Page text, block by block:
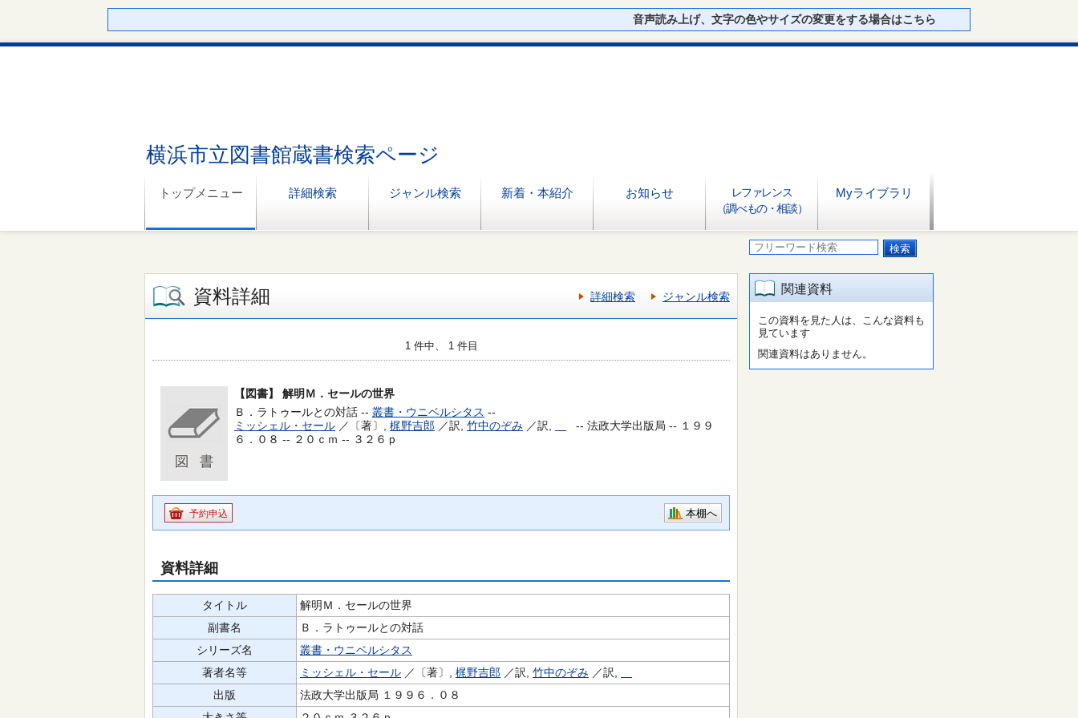
音声読み上げ、文字の色やサイズの変更をする場合はこちら
横浜市立図書館蔵書検索ページ
トップメニュー 詳細検索 ジャンル検索 新着・本紹介 お知らせ
レファレンス
（調べもの・相談）
Myライブラリ
資料詳細 詳細検索 ジャンル検索
1 件中、 1 件目
【図書】
解明Ｍ．セールの世界
Ｂ．ラトゥールとの対話 -- 叢書・ウニベルシタス --
ミッシェル・セール ／〔著〕, 梶野吉郎 ／訳, 竹中のぞみ ／訳, -- 法政大学出版局 -- １９９
６．０８ -- ２０ｃｍ -- ３２６ｐ
予約申込 本棚へ
資料詳細
タイトル
解明Ｍ．セールの世界
副書名
Ｂ．ラトゥールとの対話
シリーズ名
叢書・ウニベルシタス
著者名等
ミッシェル・セール ／〔著〕, 梶野吉郎 ／訳, 竹中のぞみ ／訳,
出版
法政大学出版局 １９９６．０８
関連資料
この資料を見た人は、こんな資料も
見ています
関連資料はありません。